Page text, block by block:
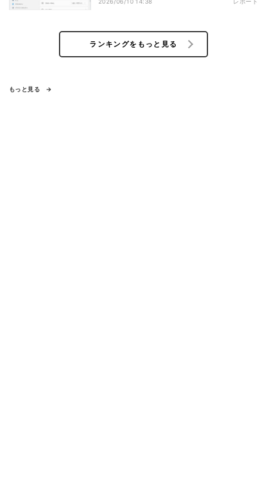
ランキングをもっと見る
もっと見る